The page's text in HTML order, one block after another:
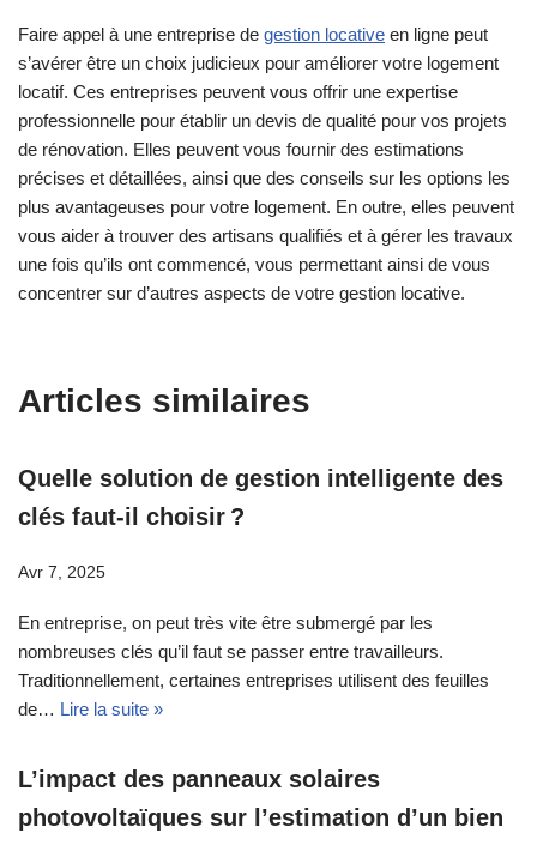
Faire appel à une entreprise de gestion locative en ligne peut
s’avérer être un choix judicieux pour améliorer votre logement
locatif. Ces entreprises peuvent vous offrir une expertise
professionnelle pour établir un devis de qualité pour vos projets
de rénovation. Elles peuvent vous fournir des estimations
précises et détaillées, ainsi que des conseils sur les options les
plus avantageuses pour votre logement. En outre, elles peuvent
vous aider à trouver des artisans qualifiés et à gérer les travaux
une fois qu’ils ont commencé, vous permettant ainsi de vous
concentrer sur d’autres aspects de votre gestion locative.
Articles similaires
Quelle solution de gestion intelligente des
clés faut-il choisir ?
Avr 7, 2025
En entreprise, on peut très vite être submergé par les
nombreuses clés qu’il faut se passer entre travailleurs.
Traditionnellement, certaines entreprises utilisent des feuilles
de… Lire la suite »
L’impact des panneaux solaires
photovoltaïques sur l’estimation d’un bien